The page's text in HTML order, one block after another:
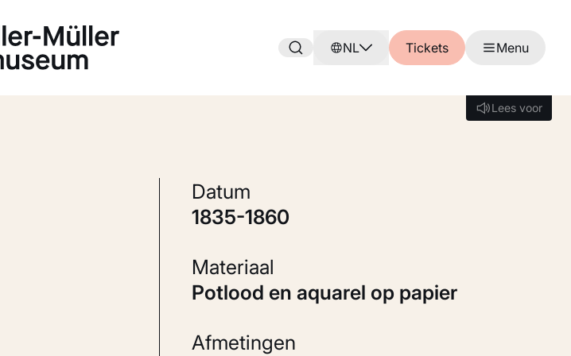
NL Tickets Menu
Lees voor
Lees voor
Datum
1835-1860
Materiaal
Potlood en aquarel op papier
Afmetingen